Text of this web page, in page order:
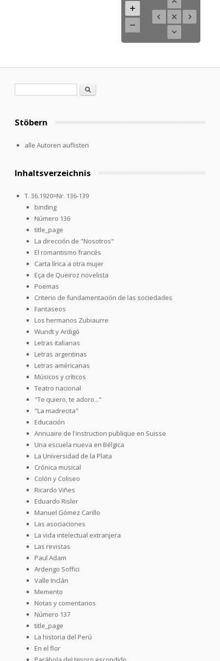
Suche
Stöbern
alle Autoren auflisten
Inhaltsverzeichnis
T. 36.1920=Nr. 136-139
binding
Número 136
title_page
La dirección de "Nosotros"
El romantismo francés
Carta lírica a otra mujer
Eça de Queiroz novelista
Poemas
Criterio de fundamentación de las sociedades
Fantaseos
Los hermanos Zubiaurre
Wundt y Ardigó
Letras italianas
Letras argentinas
Letras américanas
Músicos y críticos
Teatro nacional
"Te quiero, te adoro..."
"La madrecita"
Educación
Annuaire de l'instruction publique en Suisse
Una escuela nueva en Bélgica
La Universidad de la Plata
Crónica musical
Colón y Coliseo
Ricardo Viñes
Eduardo Risler
Manuel Gómez Carillo
Las asociaciones
La vida intelectual extranjera
Las revistas
Paul Adam
Ardengo Soffici
Valle Inclán
Memento
Notas y comentarios
Número 137
title_page
La historia del Perú
En el flor